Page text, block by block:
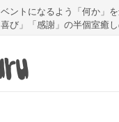
ントになるよう「何か」
喜び」「感謝」の半個室癒